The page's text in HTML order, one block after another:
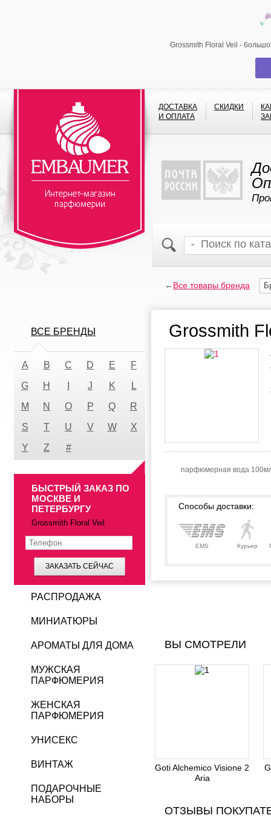
Grossmith Floral Veil -
ДОСТАВКА
И ОПЛАТА
СКИДКИ
←Все товары бренда
Grossmith
парфюмерная вода
Способы доставки:
EMS Курьер
ВЫ СМОТРЕЛИ
Goti Alchemico Visione 2
Aria
ОТЗЫВЫ
ВСЕ БРЕНДЫ
A B C D E
F
G
H J K
L
M
N O P Q
R
S
T U V W
X
Y
Z #
БЫСТРЫЙ ЗАКАЗ ПО
МОСКВЕ И
ПЕТЕРБУРГУ
Grossmith Floral Veil
ЗАКАЗАТЬ СЕЙЧАС
РАСПРОДАЖА
МИНИАТЮРЫ
АРОМАТЫ ДЛЯ ДОМА
МУЖСКАЯ
ПАРФЮМЕРИЯ
ЖЕНСКАЯ
ПАРФЮМЕРИЯ
УНИСЕКС
ВИНТАЖ
ПОДАРОЧНЫЕ
НАБОРЫ